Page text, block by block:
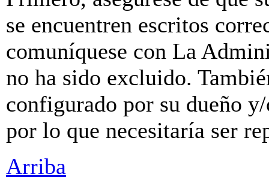
se encuentren escritos
comuníquese con La
no ha sido excluido.
configurado por su dueño
por lo que necesitaría ser
Arriba